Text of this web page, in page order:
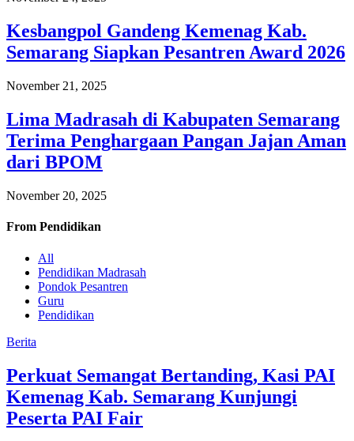
Kesbangpol Gandeng Kemenag Kab.
Semarang Siapkan Pesantren Award 2026
November 21, 2025
Lima Madrasah di Kabupaten Semarang
Terima Penghargaan Pangan Jajan Aman
dari BPOM
November 20, 2025
From Pendidikan
All
Pendidikan Madrasah
Pondok Pesantren
Guru
Pendidikan
Berita
Perkuat Semangat Bertanding, Kasi PAI
Kemenag Kab. Semarang Kunjungi
Peserta PAI Fair